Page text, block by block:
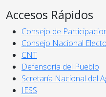
Accesos Rápidos
Consejo de
Consejo Nacional
CNT
Defensoría del Pueblo
Scretaría Nacional del
IESS